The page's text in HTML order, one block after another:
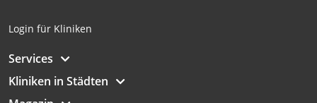
Login für Kliniken
Services
Kliniken in Städten